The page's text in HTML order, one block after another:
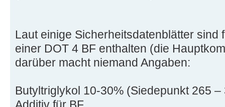
Laut einige Sicherheitsdatenblätter sind
einer DOT 4 BF enthalten (die
darüber macht niemand Angaben:
Butyltriglykol 10-30% (Siedepunkt 265